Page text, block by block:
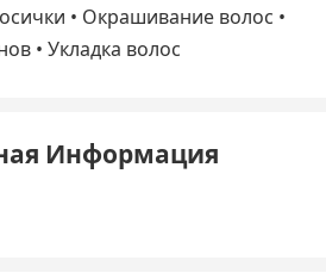
• Окрашивание волос •
• Укладка волос
Информация